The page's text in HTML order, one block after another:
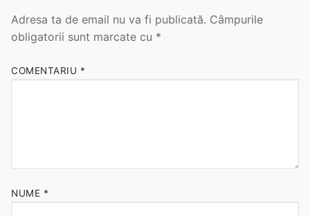
Adresa ta de email nu va fi publicată. Câmpurile
obligatorii sunt marcate cu *
COMENTARIU *
NUME *